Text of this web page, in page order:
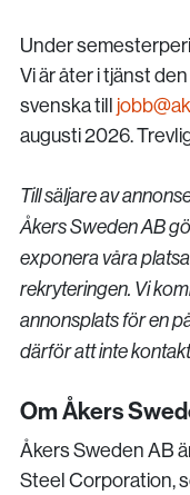
Under
Vi är åter i tjänst
svenska till
augusti 2026.
Till säljare av
Åkers Sweden AB
exponera våra
rekryteringen. Vi
annonsplats för en
därför att inte
Om Åkers
Åkers Sweden AB
Steel Corporation,